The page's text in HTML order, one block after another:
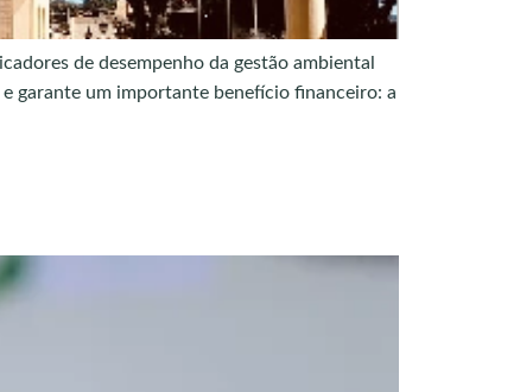
de desempenho da gestão ambiental
garante um importante benefício financeiro: a